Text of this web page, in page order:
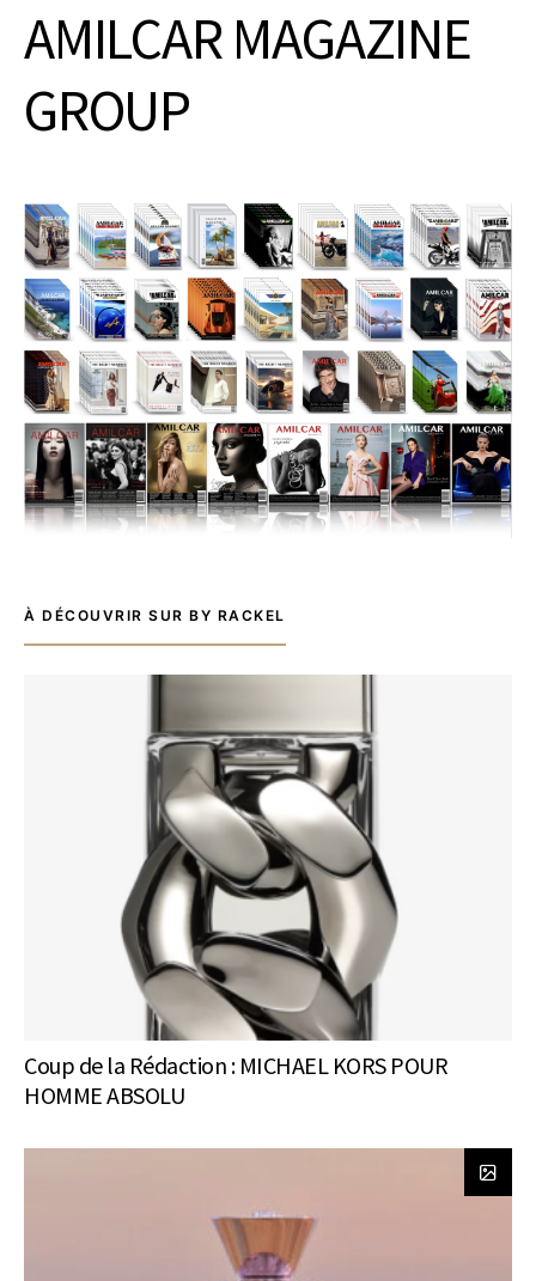
AMILCAR MAGAZINE
GROUP
À DÉCOUVRIR SUR BY RACKEL
Coup de la Rédaction : MICHAEL KORS POUR
HOMME ABSOLU